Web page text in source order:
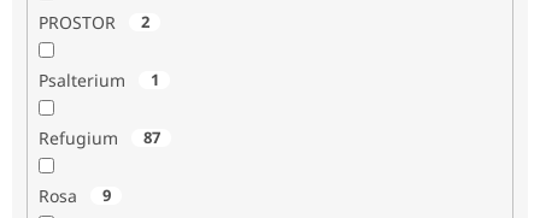
PROSTOR 2
Psalterium 1
Refugium 87
Rosa 9